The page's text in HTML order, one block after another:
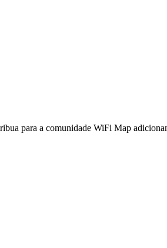
para a comunidade WiFi Map